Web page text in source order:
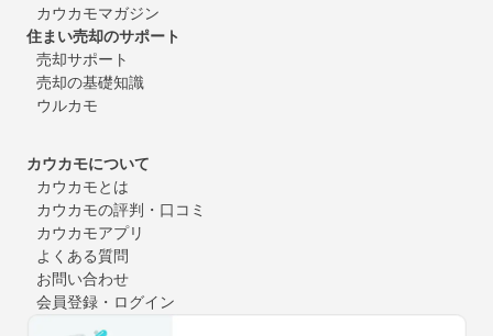
カウカモマガジン
住まい売却のサポート
売却サポート
売却の基礎知識
ウルカモ
カウカモについて
カウカモとは
カウカモの評判・口コミ
カウカモアプリ
よくある質問
お問い合わせ
会員登録・ログイン